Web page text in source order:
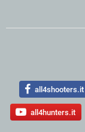
all4shooters.it
all4hunters.it